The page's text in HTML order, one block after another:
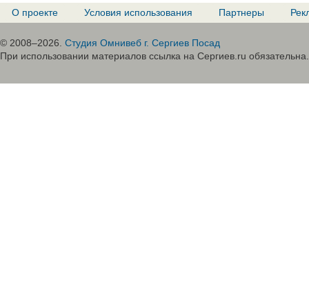
О проекте Условия использования Партнеры
© 2008–2026. Студия Омнивеб г. Сергиев Посад
При использовании материалов ссылка на Сергиев.ru обязательна.